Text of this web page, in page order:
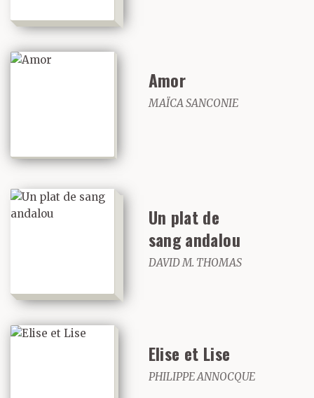
serait-ce qu’une
seconde. Il n’y avait
jamais un point où la
véritablement,
seulement la perception
soudaine qu’elle venait
de disparaître, quand,
l’espace d’une seconde,
bien que sans le vouloir,
tu avais relâché ta
concentration et l’avais
perdue de vue.
Amor
MAÏCA SANCONIE
Un plat de
sang andalou
DAVID M. THOMAS
Elise et Lise
PHILIPPE ANNOCQUE